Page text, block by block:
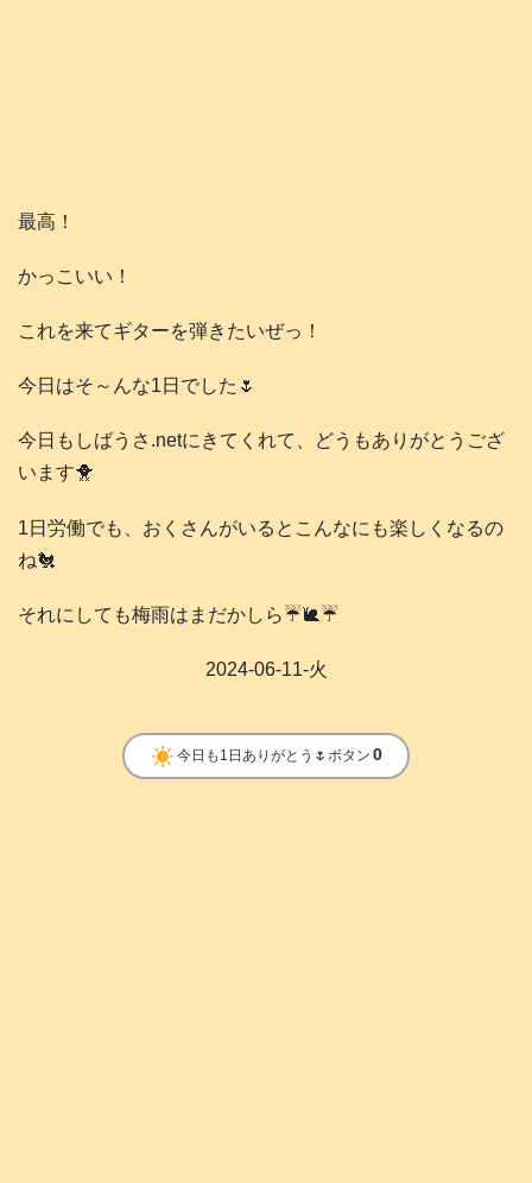
最高！
かっこいい！
これを来てギターを弾きたいぜっ！
今日はそ～んな1日でした🌷
今日もしばうさ.netにきてくれて、どうもありがとうござ
います🐥
1日労働でも、おくさんがいるとこんなにも楽しくなるの
ね🐔
それにしても梅雨はまだかしら☔️🐌☔️
2024-06-11-火
clear_day 今日も1日ありがとう🌷ボタン 0